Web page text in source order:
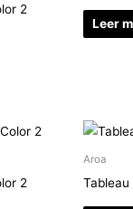
2
Leer
2
Aroa
Tableau